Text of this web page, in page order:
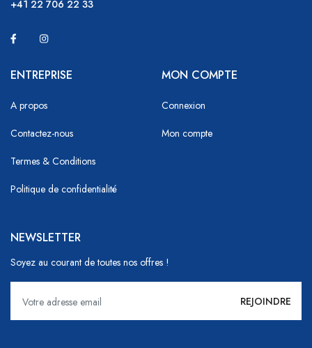
+41 22 706 22 33
ENTREPRISE
A propos
Contactez-nous
Termes & Conditions
Politique de confidentialité
MON COMPTE
Connexion
Mon compte
NEWSLETTER
Soyez au courant de toutes nos offres !